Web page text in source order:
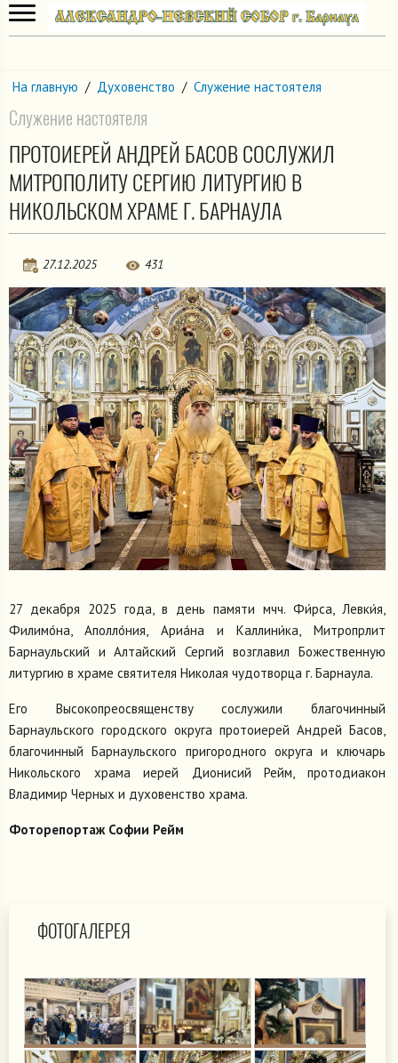
На главную / Духовенство / Служение настоятеля
Служение настоятеля
ПРОТОИЕРЕЙ АНДРЕЙ БАСОВ СОСЛУЖИЛ
МИТРОПОЛИТУ СЕРГИЮ ЛИТУРГИЮ В
НИКОЛЬСКОМ ХРАМЕ Г. БАРНАУЛА
27.12.2025 431
27 декабря 2025 года, в день памяти мчч. Фи́рса, Левки́я,
Филимо́на, Аполло́ния, Ариа́на и Каллини́ка, Митропрлит
Барнаульский и Алтайский Сергий возглавил Божественную
литургию в храме святителя Николая чудотворца г. Барнаула.
Его Высокопреосвященству сослужили благочинный
Барнаульского городского округа протоиерей Андрей Басов,
благочинный Барнаульского пригородного округа и ключарь
Никольского храма иерей Дионисий Рейм, протодиакон
Владимир Черных и духовенство храма.
Фоторепортаж Софии Рейм
ФОТОГАЛЕРЕЯ